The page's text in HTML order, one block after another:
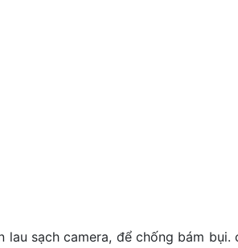
lau sạch camera, để chống bám